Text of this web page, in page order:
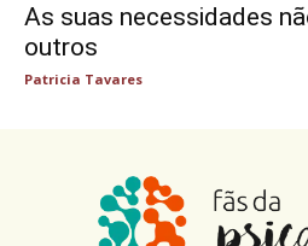
As suas necessidades
outros
Patricia Tavares